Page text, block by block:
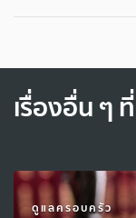
เรื่องอื่น ๆ
ดูแลครอบครัว